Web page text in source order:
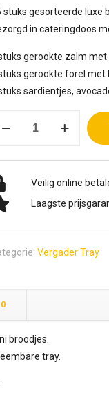
stuks gesorteerde luxe
in cateringdoos
gerookte zalm
gerookte forel
sardientjes,
Veilig online
Laagste
Vergader Tray
0
broodjes.
tray.